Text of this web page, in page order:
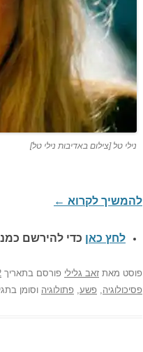
נילי טל [צילום באדיבות נילי טל]
להמשיך לקרוא ←
לחץ כאן כדי להירשם כ
פוסט מאת זאב גלילי פורסם בתאריך 2
פסיכולוגיה, פשע, פתולוגיה וסומן